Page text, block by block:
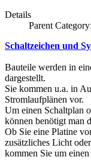
Details
Parent Category:
Schaltzeichen und
Bauteile werden in
dargestellt.
Sie kommen u.a. in
Stromlaufplänen vor.
Um einen Schaltplan
können benötigt man
Ob Sie eine Platine
zusätzliches Licht
kommen Sie um